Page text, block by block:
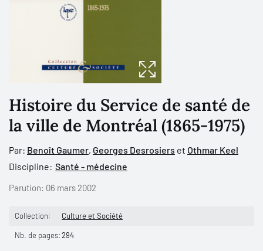
Histoire du Service de santé de
la ville de Montréal (1865-1975)
Par: Benoît Gaumer, Georges Desrosiers et Othmar Keel
Discipline: Santé - médecine
Parution: 06 mars 2002
Collection: Culture et Société
Nb. de pages:294